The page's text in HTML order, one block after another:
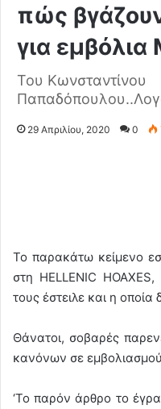
πώς
για εμβόλια
Του Κωνσταντίνου
29 Απριλίου, 2020 0
Το παρακάτω κείμενο
στη HELLENIC
τους έστειλε και η
Θάνατοι, σοβαρές
κανόνων σε
‘Το παρόν άρθρο το